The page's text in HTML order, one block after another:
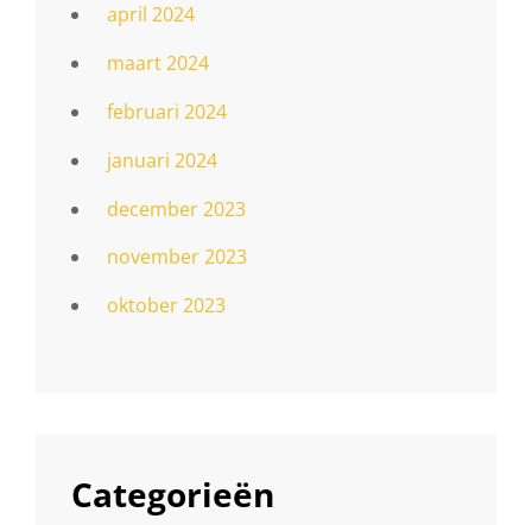
april 2024
maart 2024
februari 2024
januari 2024
december 2023
november 2023
oktober 2023
Categorieën